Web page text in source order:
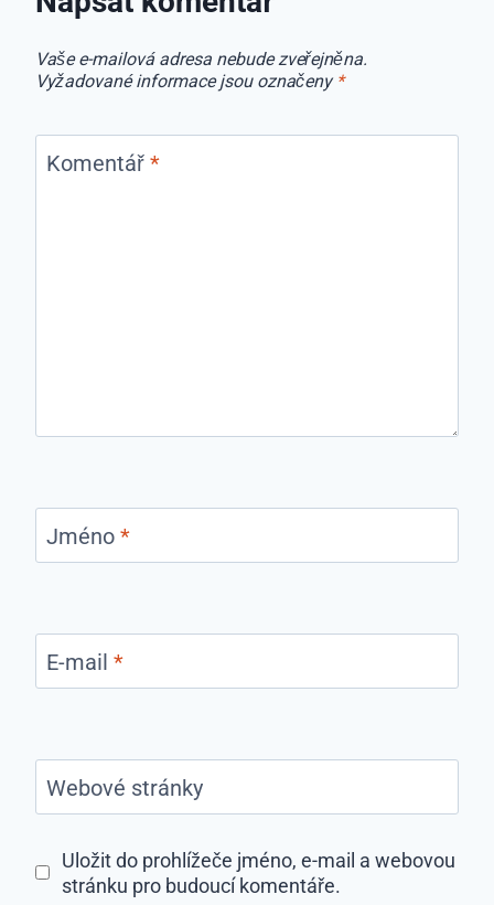
Vaše e-mailová adresa nebude zveřejněna.
Vyžadované informace jsou označeny *
Komentář *
Jméno *
E-mail *
Webové stránky
Uložit do prohlížeče jméno, e-mail a webovou
stránku pro budoucí komentáře.